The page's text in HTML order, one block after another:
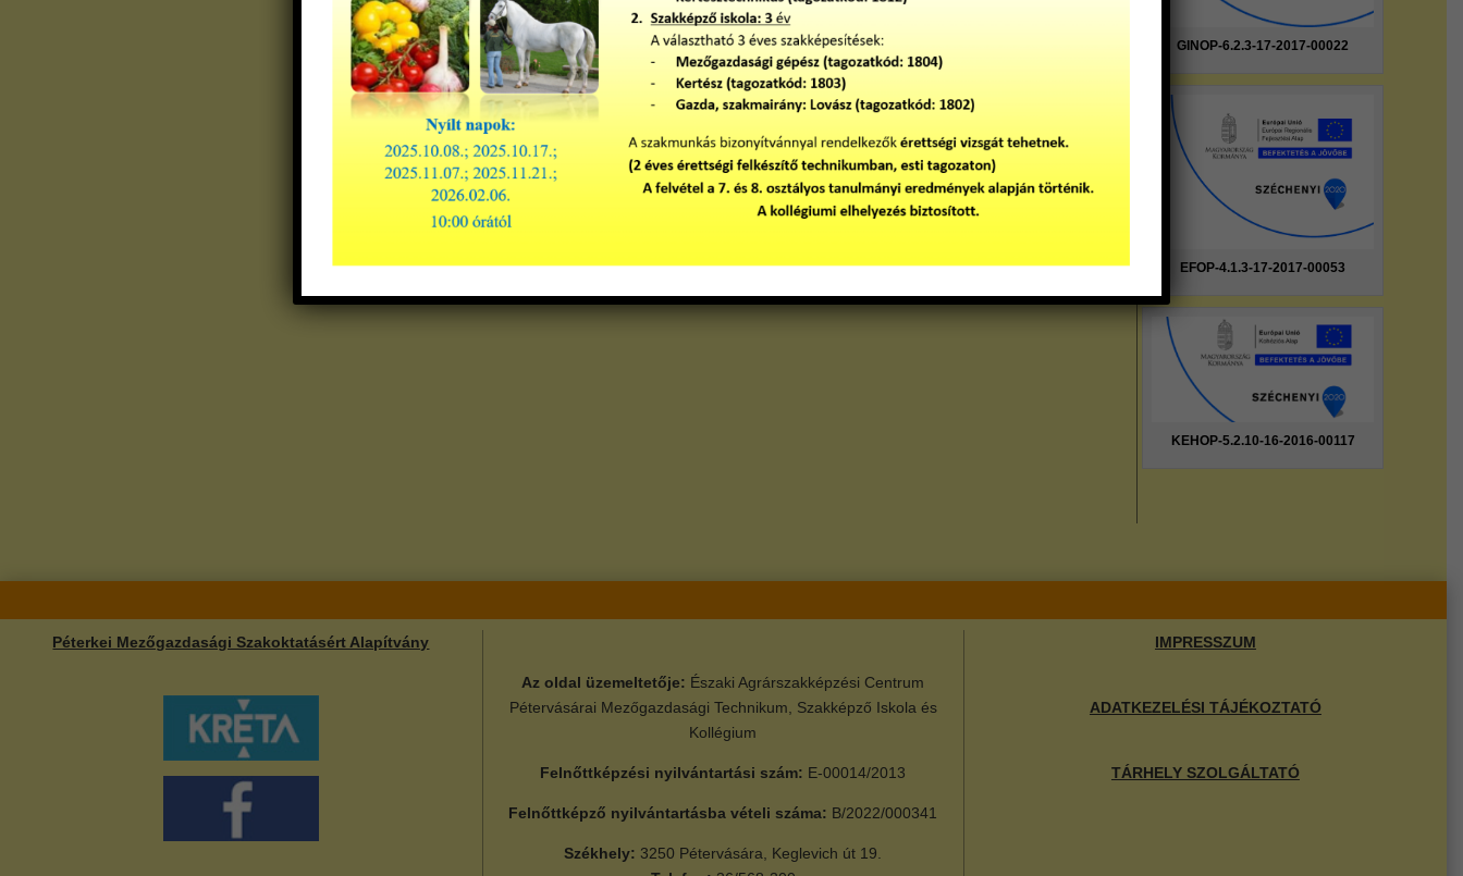
GINOP-6.2.3-17-2017-00022
EFOP-4.1.3-17-2017-00053
KEHOP-5.2.10-16-2016-00117
Péterkei Mezőgazdasági Szakoktatásért Alapítvány
Az oldal üzemeltetője: Északi Agrárszakképzési Centrum
Pétervásárai Mezőgazdasági Technikum, Szakképző Iskola és
Kollégium
Felnőttképzési nyilvántartási szám: E-00014/2013
Felnőttképző nyilvántartásba vételi száma: B/2022/000341
Székhely: 3250 Pétervására, Keglevich út 19.
IMPRESSZUM
ADATKEZELÉSI TÁJÉKOZTATÓ
TÁRHELY SZOLGÁLTATÓ